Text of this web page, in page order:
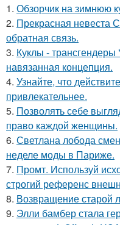
1. Обзорчик на зимнюю
2. Прекрасная невеста
обратная связь.
3. Куклы -
навязанная концепция.
4. Узнайте, что
привлекательнее.
5. Позволять себе
право каждой женщины.
6. Светлана лобода
неделе моды в Париже.
7. Промт. Используй
строгий референс
8. Возвращение старой
9. Элли бамбер стала